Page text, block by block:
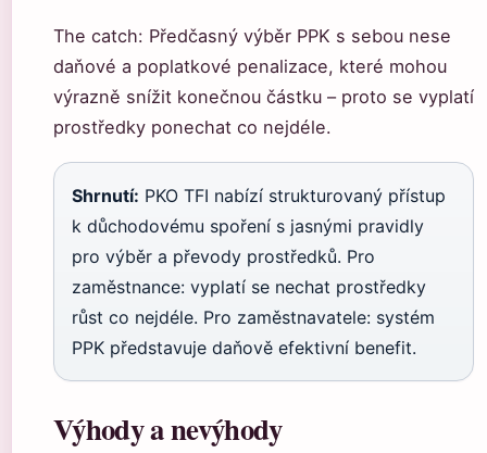
The catch: Předčasný výběr PPK s sebou nese
daňové a poplatkové penalizace, které mohou
výrazně snížit konečnou částku – proto se vyplatí
prostředky ponechat co nejdéle.
Shrnutí: PKO TFI nabízí strukturovaný přístup
k důchodovému spoření s jasnými pravidly
pro výběr a převody prostředků. Pro
zaměstnance: vyplatí se nechat prostředky
růst co nejdéle. Pro zaměstnavatele: systém
PPK představuje daňově efektivní benefit.
Výhody a nevýhody